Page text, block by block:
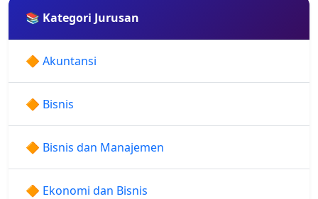
📚 Kategori Jurusan
🔶 Akuntansi
🔶 Bisnis
🔶 Bisnis dan Manajemen
🔶 Ekonomi dan Bisnis